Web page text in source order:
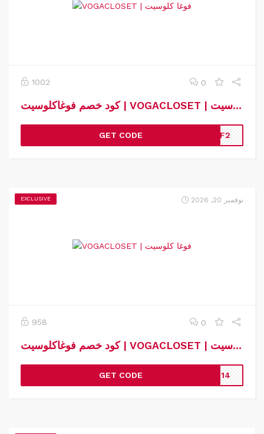
1002 0
كود خصم فوغاكلوسيت | VOGACLOSET | كوبون خصم فوغاكلوسيت
GET CODE TAF2
EXCLUSIVE نوفمبر 20, 2026
958 0
كود خصم فوغاكلوسيت | VOGACLOSET | كوبون خصم فوغاكلوسيت
GET CODE zg14